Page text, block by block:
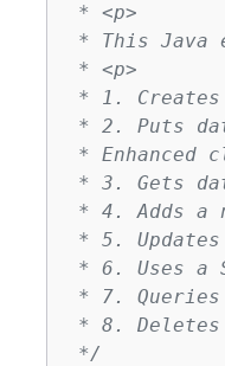
* <p>
* This Java
* <p>
* 1. Creates
* 2. Puts
* Enhanced
* 3. Gets
* 4. Adds a
* 5.
* 6. Uses a
* 7.
* 8.
*/